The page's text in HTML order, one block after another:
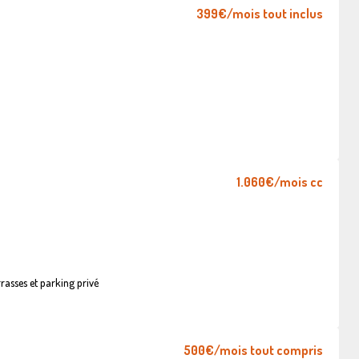
399€/mois tout inclus
1.060€/mois cc
et parking privé
500€/mois tout compris